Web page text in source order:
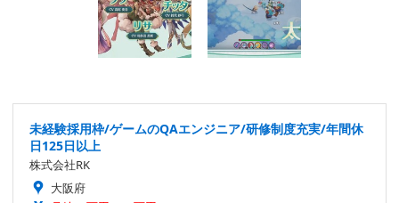
未経験採用枠/ゲームのQAエンジニア/研修制度充実/年間休
日125日以上
株式会社RK
大阪府